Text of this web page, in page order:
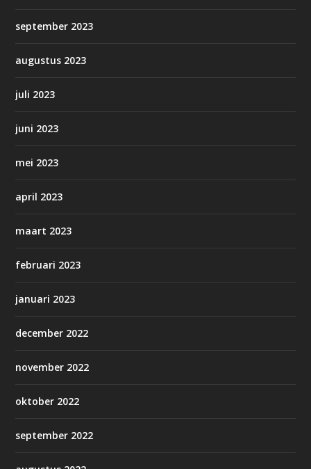
september 2023
augustus 2023
juli 2023
juni 2023
mei 2023
april 2023
maart 2023
februari 2023
januari 2023
december 2022
november 2022
oktober 2022
september 2022